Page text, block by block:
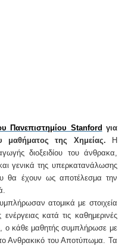
Πανεπιστημίου Stanford για
μαθήματος της Χημείας.
Η
διοξειδίου του άνθρακα,
γενικά της υπερκατανάλωσης
θα έχουν ως αποτέλεσμα την
ατομικά με στοιχεία
κατά τις καθημερινές
ο κάθε μαθητής συμπλήρωσε με
το Ανθρακικό του Αποτύπωμα. Τα